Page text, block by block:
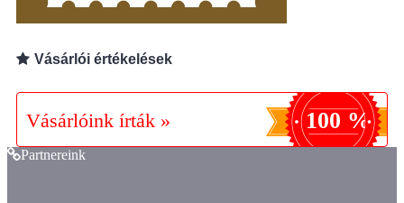
Vásárlói értékelések
Vásárlóink írták » 100 %
Partnereink